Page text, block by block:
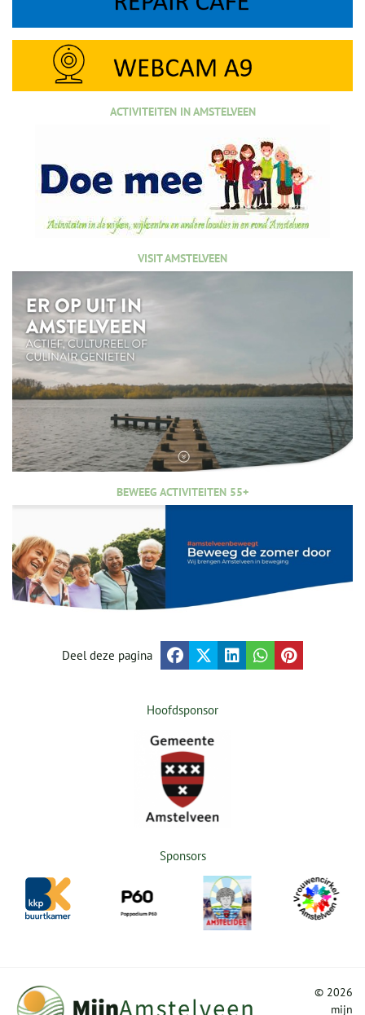
ACTIVITEITEN IN AMSTELVEEN
VISIT AMSTELVEEN
BEWEEG ACTIVITEITEN 55+
Deel deze pagina
Hoofdsponsor
Sponsors
© 2026
mijn